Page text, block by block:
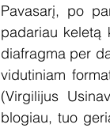
Pavasarį, po
padariau keletą
diafragma per
vidutiniam
(Virgilijus
blogiau, tuo